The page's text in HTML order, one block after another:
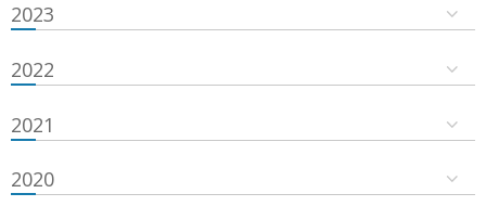
2023
2022
2021
2020